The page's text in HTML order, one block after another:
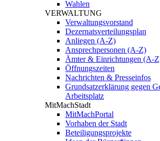
Wahlen
VERWALTUNG
Verwaltungsvorstand
Dezernatsverteilungsplan
Anliegen (A-Z)
Ansprechpersonen (A-Z)
Ämter & Einrichtungen (A-
Öffnungszeiten
Nachrichten & Presseinfos
Grundsatzerklärung gegen
Arbeitsplatz
MitMachStadt
MitMachPortal
Vorhaben der Stadt
Beteiligungsprojekte